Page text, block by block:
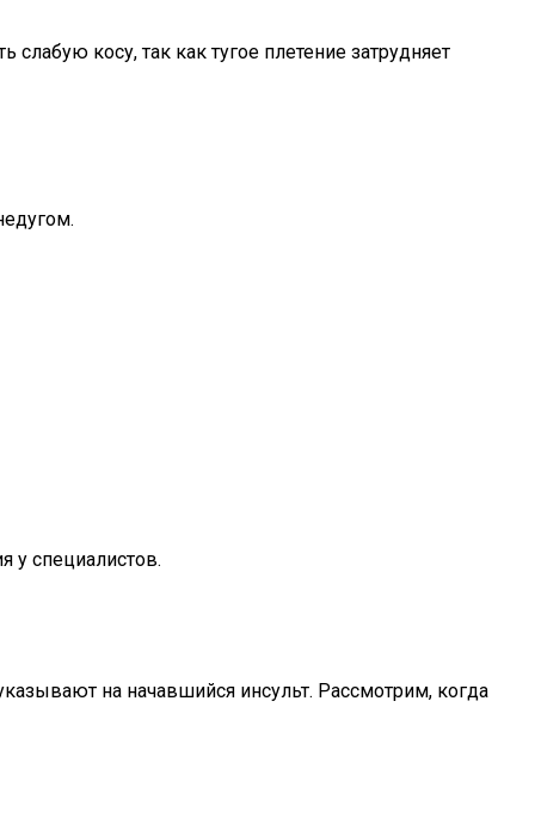
косу, так как тугое плетение затрудняет
у специалистов.
на начавшийся инсульт. Рассмотрим, когда